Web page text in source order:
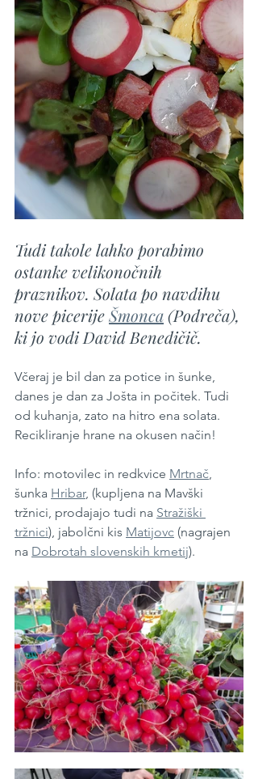
Tudi takole lahko porabimo
ostanke velikonočnih
praznikov. Solata po navdihu
nove picerije Šmonca (Podreča),
ki jo vodi David Benedičič.
Včeraj je bil dan za potice in šunke,
danes je dan za Jošta in počitek. Tudi
od kuhanja, zato na hitro ena solata.
Recikliranje hrane na okusen način!
Info: motovilec in redkvice Mrtnač,
šunka Hribar, (kupljena na Mavški
tržnici, prodajajo tudi na Stražiški
tržnici), jabolčni kis Matijovc (nagrajen
na Dobrotah slovenskih kmetij).